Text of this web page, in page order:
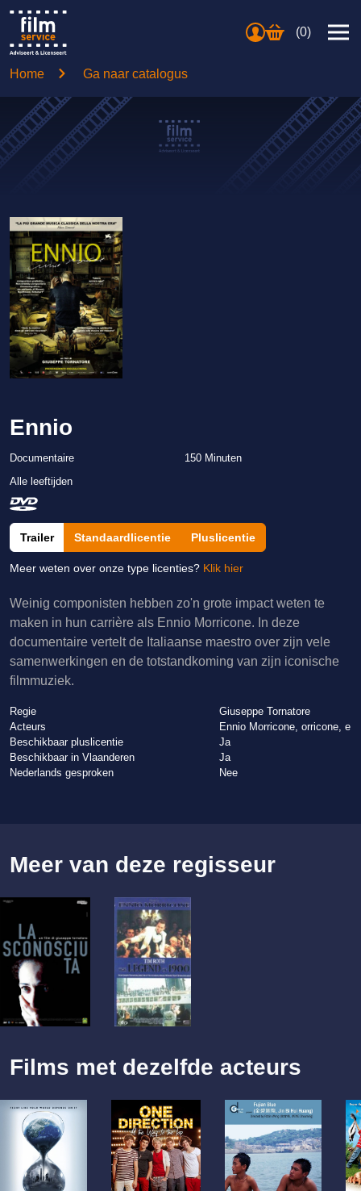
(0)
Home Ga naar catalogus
Ennio
Documentaire
150 Minuten
Alle leeftijden
Trailer Standaardlicentie Pluslicentie
Meer weten over onze type licenties? Klik hier
Weinig componisten hebben zo'n grote impact weten te
maken in hun carrière als Ennio Morricone. In deze
documentaire vertelt de Italiaanse maestro over zijn vele
samenwerkingen en de totstandkoming van zijn iconische
filmmuziek.
Regie
Giuseppe Tornatore
Acteurs
Ennio Morricone, orricone, e
Beschikbaar pluslicentie
Ja
Beschikbaar in Vlaanderen
Ja
Nederlands gesproken
Nee
Meer van deze regisseur
Films met dezelfde acteurs